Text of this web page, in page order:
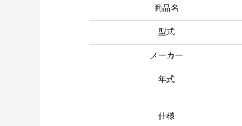
商品名
型式
メーカー
年式
仕様